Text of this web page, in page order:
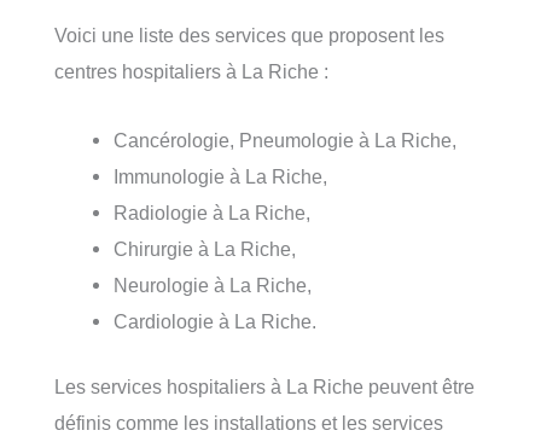
Voici une liste des services que proposent les
centres hospitaliers à La Riche :
Cancérologie, Pneumologie à La Riche,
Immunologie à La Riche,
Radiologie à La Riche,
Chirurgie à La Riche,
Neurologie à La Riche,
Cardiologie à La Riche.
Les services hospitaliers à La Riche peuvent être
définis comme les installations et les services